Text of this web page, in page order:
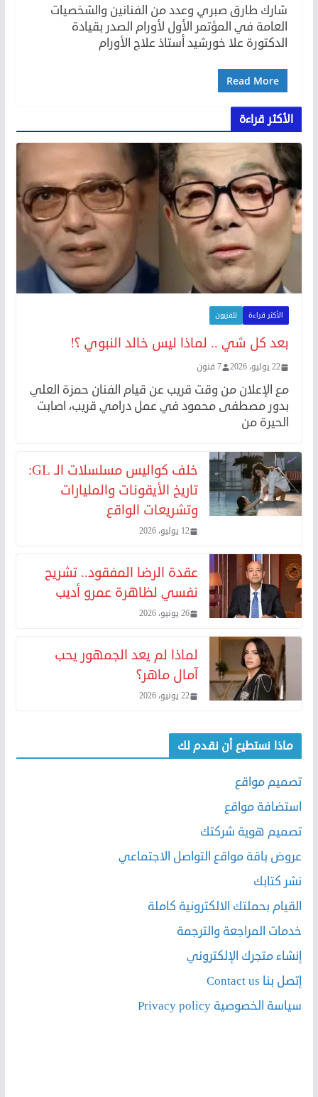
شارك طارق صبري وعدد من الفنانين والشخصيات
العامة في المؤتمر الأول لأورام الصدر بقيادة
الدكتورة علا خورشيد أستاذ علاج الأورام
Read More
الأكثر قراءة
الأكثر قراءة تلفزيون
بعد كل شي .. لماذا ليس خالد النبوي ؟!
22 يوليو، 2026 7 فنون
مع الإعلان من وقت قريب عن قيام الفنان حمزة العلي
بدور مصطفى محمود في عمل درامي قريب، اصابت
الحيرة من
خلف كواليس مسلسلات الـ GL:
تاريخ الأيقونات والمليارات
وتشريعات الواقع
12 يوليو، 2026
عقدة الرضا المفقود.. تشريح
نفسي لظاهرة عمرو أديب
26 يونيو، 2026
لماذا لم يعد الجمهور يحب
آمال ماهر؟
22 يونيو، 2026
ماذا نستطيع أن نقدم لك
تصميم مواقع
استضافة مواقع
تصميم هوية شركتك
عروض باقة مواقع التواصل الاجتماعي
نشر كتابك
القيام بحملتك الالكترونية كاملة
خدمات المراجعة والترجمة
إنشاء متجرك الإلكتروني
إتصل بنا Contact us
سياسة الخصوصية Privacy policy